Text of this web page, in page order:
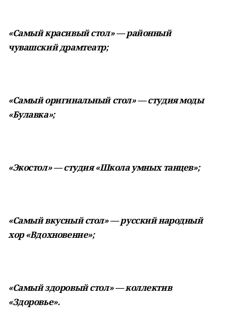
«Самый красивый стол» — районный
чувашский драмтеатр;
«Самый оригинальный стол» — студия моды
«Булавка»;
«Экостол» — студия «Школа умных танцев»;
«Самый вкусный стол» — русский народный
хор «Вдохновение»;
«Самый здоровый стол» — коллектив
«Здоровье».